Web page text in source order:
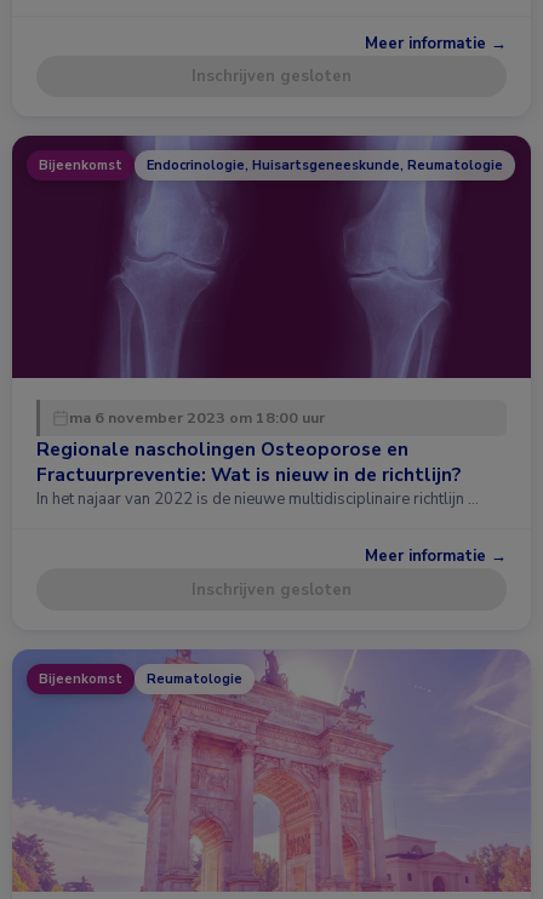
Meer informatie →
Inschrijven gesloten
Bijeenkomst Endocrinologie, Huisartsgeneeskunde, Reumatologie
ma 6 november 2023 om 18:00 uur
Regionale nascholingen Osteoporose en
Fractuurpreventie: Wat is nieuw in de richtlijn?
In het najaar van 2022 is de nieuwe multidisciplinaire richtlijn …
Meer informatie →
Inschrijven gesloten
Bijeenkomst Reumatologie